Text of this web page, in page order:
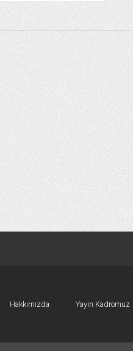
Hakkımızda Yayın Kadromuz